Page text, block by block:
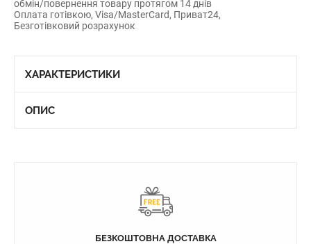
обмін/повернення товару протягом 14 днів
Оплата готівкою, Visa/MasterCard, Приват24,
Безготівковий розрахунок
ХАРАКТЕРИСТИКИ
ОПИС
БЕЗКОШТОВНА ДОСТАВКА